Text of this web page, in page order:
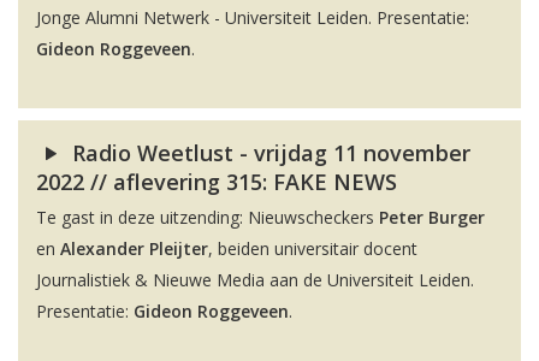
Jonge Alumni Netwerk - Universiteit Leiden. Presentatie:
Gideon Roggeveen.
Radio Weetlust - vrijdag 11 november
2022 // aflevering 315: FAKE NEWS
Te gast in deze uitzending: Nieuwscheckers Peter Burger
en Alexander Pleijter, beiden universitair docent
Journalistiek & Nieuwe Media aan de Universiteit Leiden.
Presentatie: Gideon Roggeveen.